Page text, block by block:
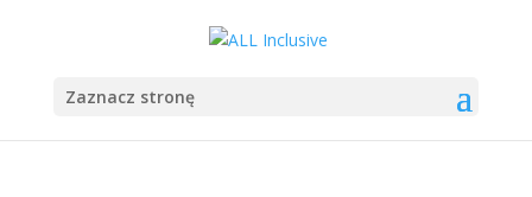
Zaznacz stronę